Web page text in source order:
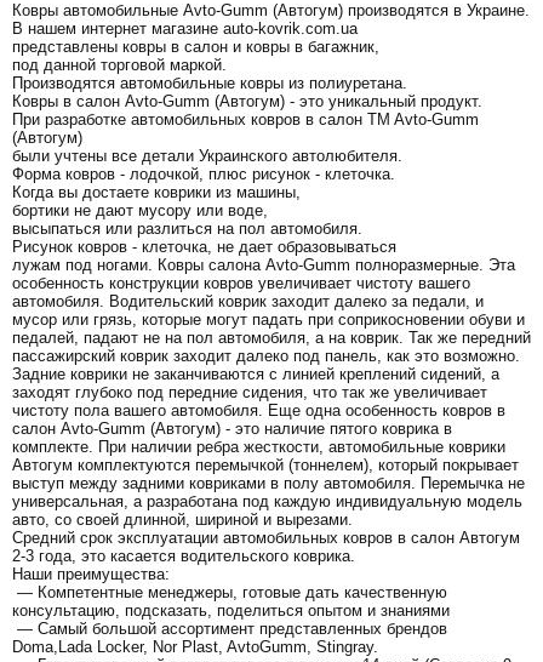
Ковры автомобильные Avto-Gumm (Автогум) производятся в Украине.
В нашем интернет магазине auto-kovrik.com.ua
представлены ковры в салон и ковры в багажник,
под данной торговой маркой.
Производятся автомобильные ковры из полиуретана.
Ковры в салон Avto-Gumm (Автогум) - это уникальный продукт.
При разработке автомобильных ковров в салон TM Avto-Gumm
(Автогум)
были учтены все детали Украинского автолюбителя.
Форма ковров - лодочкой, плюс рисунок - клеточка.
Когда вы достаете коврики из машины,
бортики не дают мусору или воде,
высыпаться или разлиться на пол автомобиля.
Рисунок ковров - клеточка, не дает образовываться
лужам под ногами. Ковры салона Avto-Gumm полноразмерные. Эта
особенность конструкции ковров увеличивает чистоту вашего
автомобиля. Водительский коврик заходит далеко за педали, и
мусор или грязь, которые могут падать при соприкосновении обуви и
педалей, падают не на пол автомобиля, а на коврик. Так же передний
пассажирский коврик заходит далеко под панель, как это возможно.
Задние коврики не заканчиваются с линией креплений сидений, а
заходят глубоко под передние сидения, что так же увеличивает
чистоту пола вашего автомобиля. Еще одна особенность ковров в
салон Avto-Gumm (Автогум) - это наличие пятого коврика в
комплекте. При наличии ребра жесткости, автомобильные коврики
Автогум комплектуются перемычкой (тоннелем), который покрывает
выступ между задними ковриками в полу автомобиля. Перемычка не
универсальная, а разработана под каждую индивидуальную модель
авто, со своей длинной, шириной и вырезами.
Средний срок эксплуатации автомобильных ковров в салон Автогум
2-3 года, это касается водительского коврика.
Наши преимущества:
— Компетентные менеджеры, готовые дать качественную
консультацию, подсказать, поделиться опытом и знаниями
— Самый большой ассортимент представленных брендов
Doma,Lada Locker, Nor Plast, AvtoGumm, Stingray.